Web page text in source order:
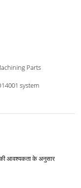
Parts
system
आवश्यकता के अनुसार